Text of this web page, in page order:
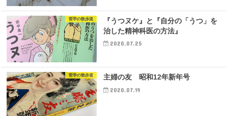
哲学の散歩道
『うつヌケ』と『自分の「うつ」を
治した精神科医の方法』
2020.07.25
哲学の散歩道 主婦の友 昭和12年新年号
2020.07.19